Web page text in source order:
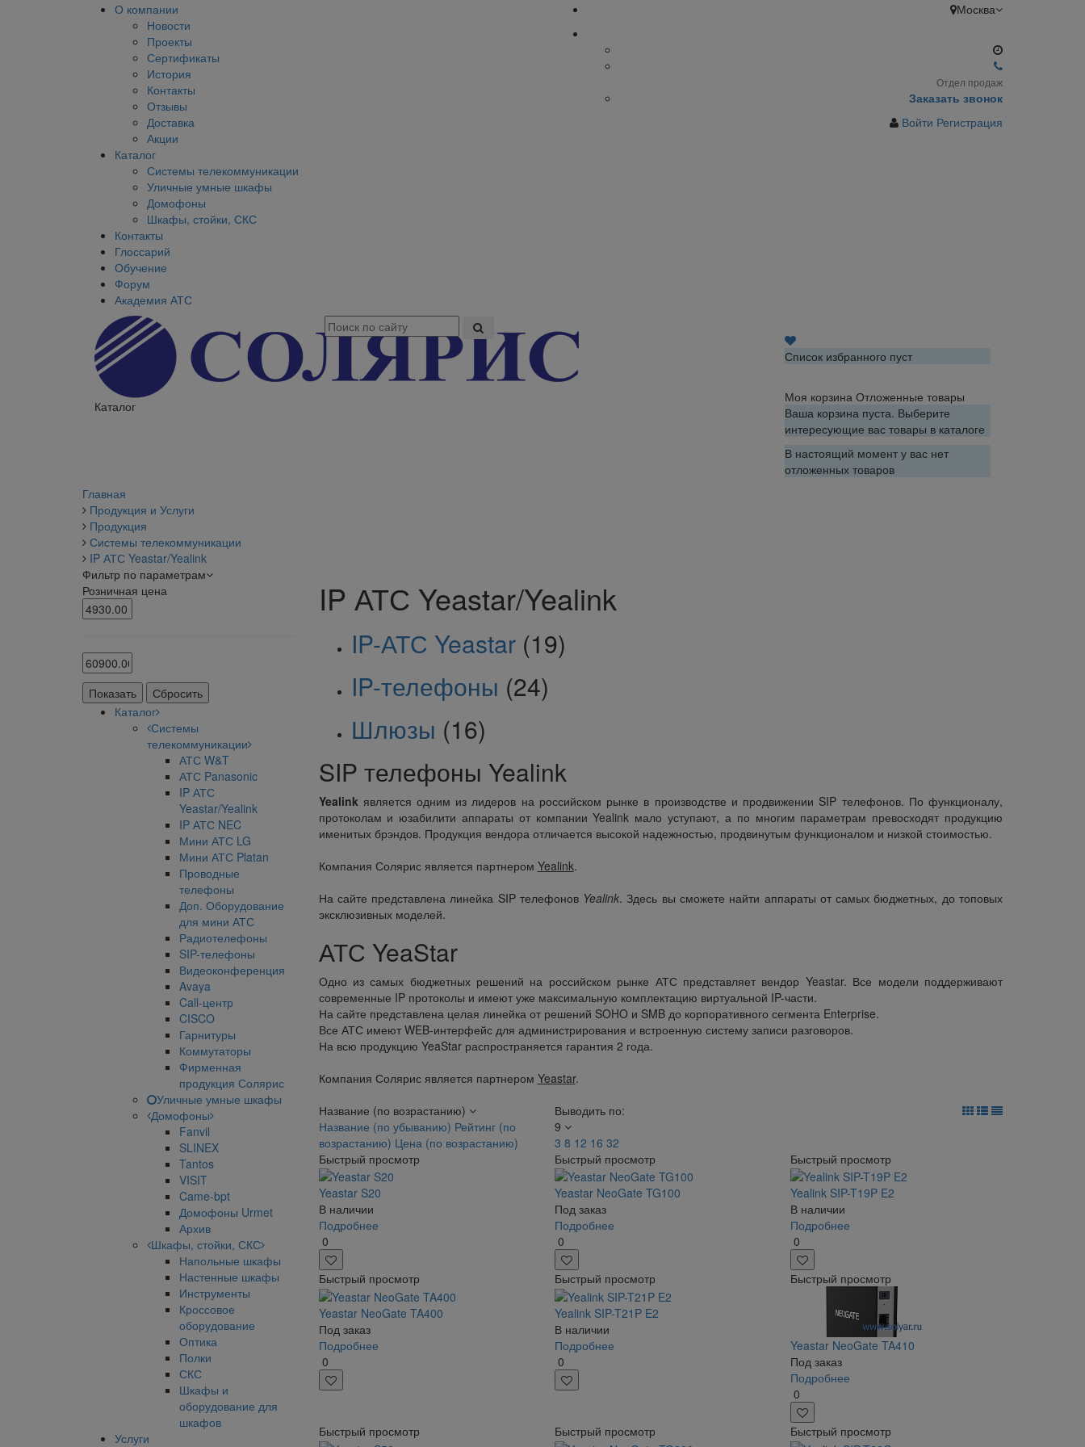
О компании
Новости
Проекты
Сертификаты
История
Контакты
Отзывы
Доставка
Акции
Каталог
Системы телекоммуникации
Уличные умные шкафы
Домофоны
Шкафы, стойки, СКС
Контакты
Глоссарий
Обучение
Форум
Академия АТС
Москва
Отдел продаж
Заказать звонок
Войти Регистрация
Каталог
Список избранного пуст
Моя корзина Отложенные товары
Ваша корзина пуста. Выберите
интересующие вас товары в каталоге
В настоящий момент у вас нет
отложенных товаров
Главная
Продукция и Услуги
Продукция
Системы телекоммуникации
IP АТС Yeastar/Yealink
Фильтр по параметрам
Розничная цена
Каталог
Системы
телекоммуникации
АТС W&T
АТС Panasonic
IP АТС
Yeastar/Yealink
IP АТС NEC
Мини АТС LG
Мини АТС Platan
Проводные
телефоны
Доп. Оборудование
для мини АТС
Радиотелефоны
SIP-телефоны
Видеоконференция
Avaya
Call-центр
CISCO
Гарнитуры
Коммутаторы
Фирменная
продукция Солярис
Уличные умные шкафы
Домофоны
Fanvil
SLINEX
Tantos
VISIT
Came-bpt
Домофоны Urmet
Архив
Шкафы, стойки, СКС
Напольные шкафы
Настенные шкафы
Инструменты
Кроссовое
оборудование
Оптика
Полки
СКС
Шкафы и
оборудование для
шкафов
Услуги
IP АТС Yeastar/Yealink
IP-АТС Yeastar (19)
IP-телефоны (24)
Шлюзы (16)
SIP телефоны Yealink
Yealinkявляется одним из лидеров на российском рынке в производстве и продвижении SIP телефонов. По функционалу,
протоколам и юзабилити аппараты от компании Yealink мало уступают, а по многим параметрам превосходят продукцию
именитых брэндов. Продукция вендора отличается высокой надежностью, продвинутым функционалом и низкой стоимостью.
Компания Солярис является партнером Yealink.
На сайте представлена линейка SIP телефонов Yealink. Здесь вы сможете найти аппараты от самых бюджетных, до топовых
эксклюзивных моделей.
АТС YeaStar
Одно из самых бюджетных решений на российском рынке АТС представляет вендор Yeastar. Все модели поддерживают
современные IP протоколы и имеют уже максимальную комплектацию виртуальной IP-части.
На сайте представлена целая линейка от решений SOHO и SMB до корпоративного сегмента Enterprise.
Все АТС имеют WEB-интерфейс для администрирования и встроенную систему записи разговоров.
На всю продукцию YeaStar распространяется гарантия 2 года.
Компания Солярис является партнером Yeastar.
Название (по возрастанию)
Название (по убыванию) Рейтинг (по
возрастанию) Цена (по возрастанию)
Выводить по:
9
3 8 12 16 32
Быстрый просмотр
Yeastar S20
В наличии
Подробнее
0
Быстрый просмотр
Yeastar NeoGate TG100
Под заказ
Подробнее
0
Быстрый просмотр
Yealink SIP-T19P E2
В наличии
Подробнее
0
Быстрый просмотр
Yeastar NeoGate TA400
Под заказ
Подробнее
0
Быстрый просмотр
Yealink SIP-T21P E2
В наличии
Подробнее
0
Быстрый просмотр
Yeastar NeoGate TA410
Под заказ
Подробнее
0
Быстрый просмотр Быстрый просмотр Быстрый просмотр